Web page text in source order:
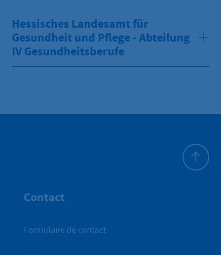
Hessisches Landesamt für
Gesundheit und Pflege - Abteilung
IV Gesundheitsberufe
Contact
Formulaire de contact